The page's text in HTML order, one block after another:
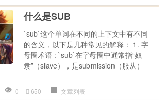
什么是SUB
`sub`这个单词在不同的上下文中有不同
的含义，以下是几种常见的解释： 1. 字
母圈术语 : `sub`在字母圈中通常指“奴
隶”（slave），是submission（服从）
0 650 文章列表